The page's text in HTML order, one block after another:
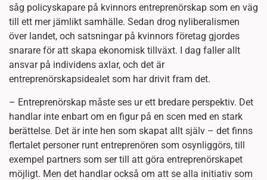
såg policyskapare på kvinnors entreprenörskap som en väg
till ett mer jämlikt samhälle. Sedan drog nyliberalismen
över landet, och satsningar på kvinnors företag gjordes
snarare för att skapa ekonomisk tillväxt. I dag faller allt
ansvar på individens axlar, och det är
entreprenörskapsidealet som har drivit fram det.
– Entreprenörskap måste ses ur ett bredare perspektiv. Det
handlar inte enbart om en figur på en scen med en stark
berättelse. Det är inte hen som skapat allt själv – det finns
flertalet personer runt entreprenören som osynliggörs, till
exempel partners som ser till att göra entreprenörskapet
möjligt. Men det handlar också om att se alla initiativ som